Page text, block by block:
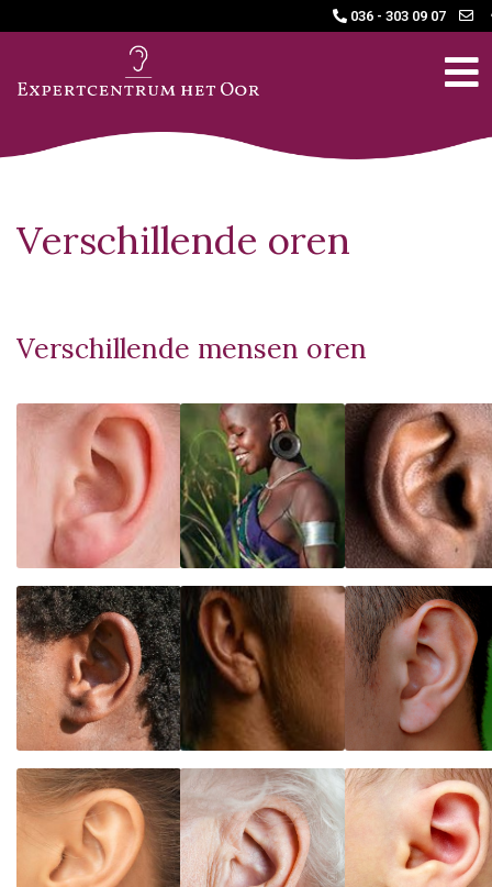
036 - 303 09 07
Verschillende oren
Verschillende mensen oren